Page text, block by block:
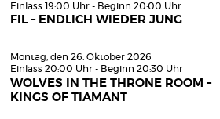
Einlass 19:00 Uhr - Beginn 20:00 Uhr
FIL – ENDLICH WIEDER JUNG
Montag, den 26. Oktober 2026
Einlass 20:00 Uhr - Beginn 20:30 Uhr
WOLVES IN THE THRONE ROOM –
KINGS OF TIAMANT